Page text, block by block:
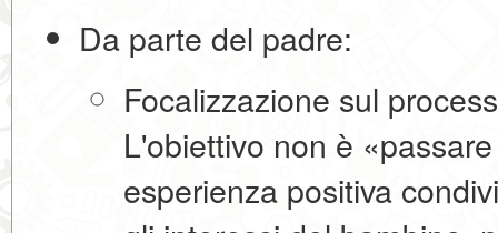
Da parte del padre:
Focalizzazione sul
L'obiettivo non è
esperienza positiva